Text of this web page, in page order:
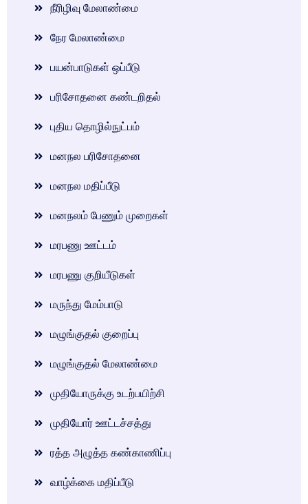
நீரிழிவு மேலாண்மை
நேர மேலாண்மை
பயன்பாடுகள் ஒப்பீடு
பரிசோதனை கண்டறிதல்
புதிய தொழில்நுட்பம்
மனநல பரிசோதனை
மனநல மதிப்பீடு
மனநலம் பேணும் முறைகள்
மரபணு ஊட்டம்
மரபணு குறியீடுகள்
மருந்து மேம்பாடு
மழுங்குதல் குறைப்பு
மழுங்குதல் மேலாண்மை
முதியோருக்கு உடற்பயிற்சி
முதியோர் ஊட்டச்சத்து
ரத்த அழுத்த கண்காணிப்பு
வாழ்க்கை மதிப்பீடு